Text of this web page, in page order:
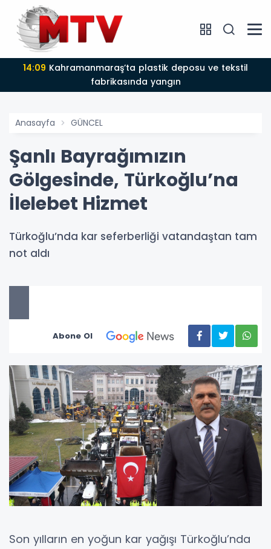
14:09
fabrikasında yangın
Anasayfa GÜNCEL
Şanlı Bayrağımızın
Gölgesinde, Türkoğlu’na
İlelebet Hizmet
Türkoğlu’nda kar seferberliği vatandaştan tam
not aldı
Abone Ol
Son yılların en yoğun kar yağışı Türkoğlu’nda